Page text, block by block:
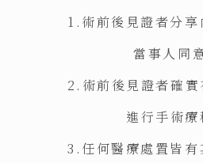
1.術前後見證者分享
當事人同
2.術前後見證者確
進行手術療
3.任何醫療處置皆有